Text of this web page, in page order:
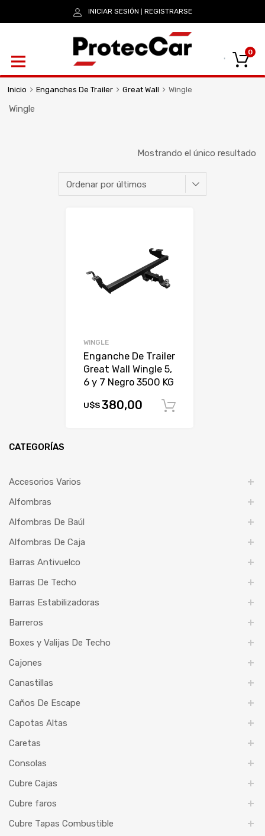
INICIAR SESIÓN REGISTRARSE
0
Inicio Enganches De Trailer Great Wall Wingle
Wingle
Mostrando el único resultado
WINGLE
Enganche De Trailer
Great Wall Wingle 5,
6 y 7 Negro 3500 KG
U$S380,00
CATEGORÍAS
Accesorios Varios
Alfombras
Alfombras De Baúl
Alfombras De Caja
Barras Antivuelco
Barras De Techo
Barras Estabilizadoras
Barreros
Boxes y Valijas De Techo
Cajones
Canastillas
Caños De Escape
Capotas Altas
Caretas
Consolas
Cubre Cajas
Cubre faros
Cubre Tapas Combustible